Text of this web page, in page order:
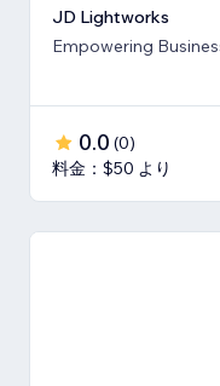
JD Lightworks
Empowering
0.0 (0)
料金：$50 より